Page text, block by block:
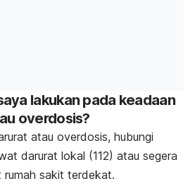
lakukan pada keadaan
overdosis?
atau overdosis, hubungi
darurat lokal (112) atau segera
sakit terdekat.